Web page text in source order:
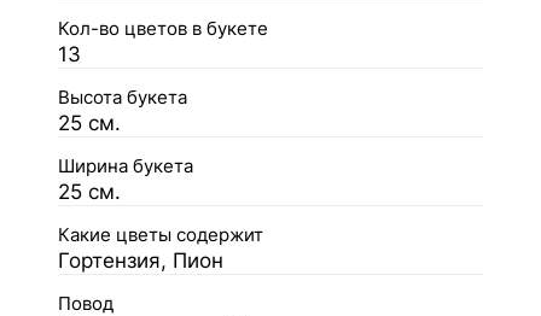
Кол-во цветов в букете
13
Высота букета
25 см.
Ширина букета
25 см.
Какие цветы содержит
Гортензия, Пион
Повод